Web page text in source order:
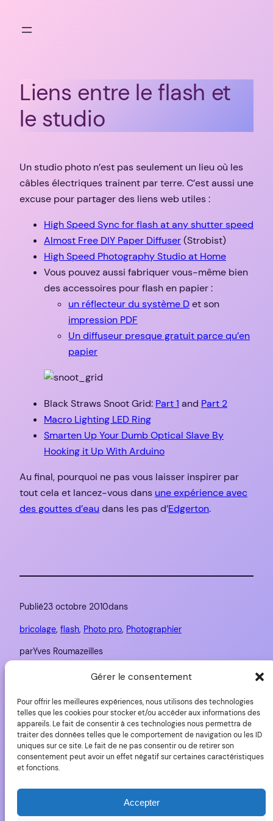
Gérer le consentement
Pour offrir les meilleures expériences, nous utilisons des technologies
telles que les cookies pour stocker et/ou accéder aux informations des
appareils. Le fait de consentir à ces technologies nous permettra de
traiter des données telles que le comportement de navigation ou les ID
uniques sur ce site. Le fait de ne pas consentir ou de retirer son
consentement peut avoir un effet négatif sur certaines caractéristiques
et fonctions.
Accepter
Liens entre le flash et
le studio
Un studio photo n’est pas seulement un lieu où les
câbles électriques trainent par terre. C’est aussi une
excuse pour partager des liens web utiles :
High Speed Sync for flash at any shutter speed
Almost Free DIY Paper Diffuser(Strobist)
High Speed Photography Studio at Home
Vous pouvez aussi fabriquer vous-même bien
des accessoires pour flash en papier :
un réflecteur du système Det son
impression PDF
Un diffuseur presque gratuit parce qu’en
papier
Black Straws Snoot Grid: Part 1 and Part 2
Macro Lighting LED Ring
Smarten Up Your Dumb Optical Slave By
Hooking it Up With Arduino
Au final, pourquoi ne pas vous laisser inspirer par
tout cela et lancez-vous dans une expérience avec
des gouttes d’eau dans les pas d’Edgerton.
Publié23 octobre 2010dans
bricolage, flash, Photo pro, Photographier
parYves Roumazeilles
flash, studio
Copyright (C) 2006-20225 Yves Roumazeilles – Tous